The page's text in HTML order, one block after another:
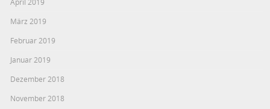
März 2019
Februar 2019
Januar 2019
Dezember 2018
November 2018